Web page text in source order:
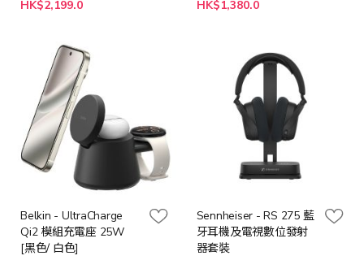
殊
HK$2,199.0
殊
HK$1,380.0
Belkin - UltraCharge
Qi2 模組充電座 25W
[黑色/ 白色]
Sennheiser - RS 275 藍
牙耳機及電視數位發射
器套裝